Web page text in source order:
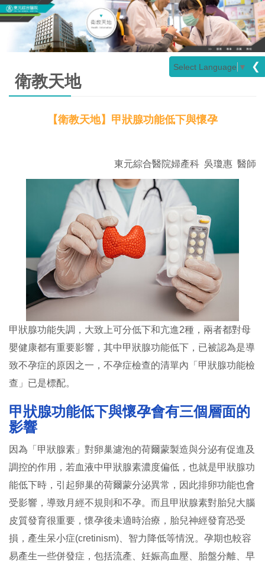
Select Language ▼ ❮
衛教天地
【衛教天地】甲狀腺功能低下與懷孕
東元綜合醫院婦產科 吳瓊惠 醫師
甲狀腺功能失調，大致上可分低下和亢進2種，兩者都對母
嬰健康都有重要影響，其中甲狀腺功能低下，已被認為是導
致不孕症的原因之一，不孕症檢查的清單內「甲狀腺功能檢
查」已是標配。
甲狀腺功能低下與懷孕會有三個層面的
影響
因為「甲狀腺素」對卵巢濾泡的荷爾蒙製造與分泌有促進及
調控的作用，若血液中甲狀腺素濃度偏低，也就是甲狀腺功
能低下時，引起卵巢的荷爾蒙分泌異常，因此排卵功能也會
受影響，導致月經不規則和不孕。而且甲狀腺素對胎兒大腦
皮質發育很重要，懷孕後未適時治療，胎兒神經發育恐受
損，產生呆小症(cretinism)、智力降低等情況。孕期也較容
易產生一些併發症，包括流產、妊娠高血壓、胎盤分離、早